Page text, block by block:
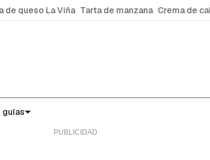
de queso La Viña Tarta de manzana Crema de
guías